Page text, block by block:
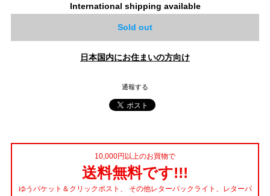
International shipping available
Sold out
日本国内にお住まいの方向け
通報する
10,000円以上のお買物で
送料無料です!!!
ゆうパケット＆クリックポスト、 その他レターパックライト、レターパ